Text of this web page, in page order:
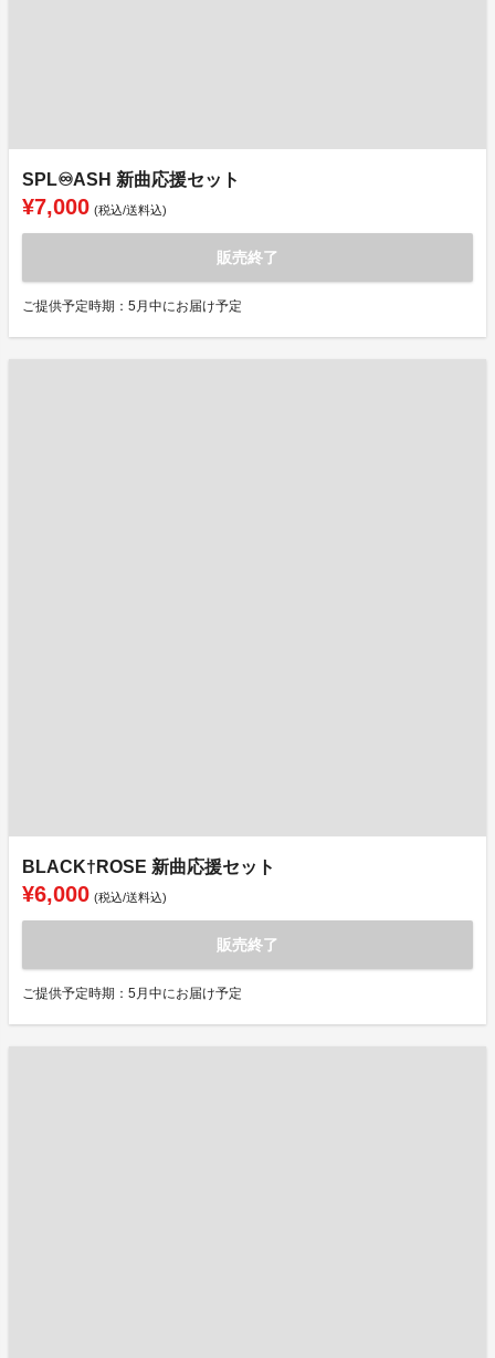
SPL♾️ASH 新曲応援セット
¥7,000 (税込/送料込)
販売終了
ご提供予定時期：5月中にお届け予定
BLACK†ROSE 新曲応援セット
¥6,000 (税込/送料込)
販売終了
ご提供予定時期：5月中にお届け予定